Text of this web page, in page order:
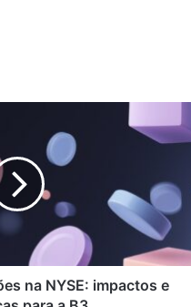
na NYSE: impactos e